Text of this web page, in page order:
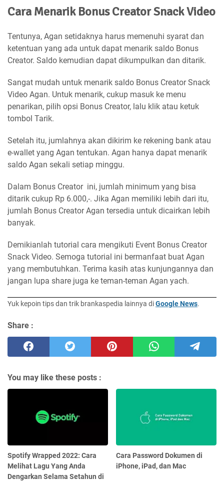
Cara Menarik Bonus Creator Snack Video
Tentunya, Agan setidaknya harus memenuhi syarat dan
ketentuan yang ada untuk dapat menarik saldo Bonus
Creator. Saldo kemudian dapat dikumpulkan dan ditarik.
Sangat mudah untuk menarik saldo Bonus Creator Snack
Video Agan. Untuk menarik, cukup masuk ke menu
penarikan, pilih opsi Bonus Creator, lalu klik atau ketuk
tombol Tarik.
Setelah itu, jumlahnya akan dikirim ke rekening bank atau
e-wallet yang Agan tentukan. Agan hanya dapat menarik
saldo Agan sekali setiap minggu.
Dalam Bonus Creator ini, jumlah minimum yang bisa
ditarik cukup Rp 6.000,-. Jika Agan memiliki lebih dari itu,
jumlah Bonus Creator Agan tersedia untuk dicairkan lebih
banyak.
Demikianlah tutorial cara mengikuti Event Bonus Creator
Snack Video. Semoga tutorial ini bermanfaat buat Agan
yang membutuhkan. Terima kasih atas kunjungannya dan
jangan lupa share juga ke teman-teman Agan yach.
Yuk kepoin tips dan trik brankaspedia lainnya diGoogle News.
Share :
You may like these posts :
Spotify Wrapped 2022: Cara
Melihat Lagu Yang Anda
Dengarkan Selama Setahun di
Cara Password Dokumen di
iPhone, iPad, dan Mac